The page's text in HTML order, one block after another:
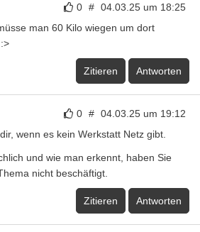
0 # 04.03.25 um 18:25
man 60 Kilo wiegen um dort
Zitieren Antworten
0 # 04.03.25 um 19:12
wenn es kein Werkstatt Netz gibt.
und wie man erkennt, haben Sie
nicht beschäftigt.
Zitieren Antworten